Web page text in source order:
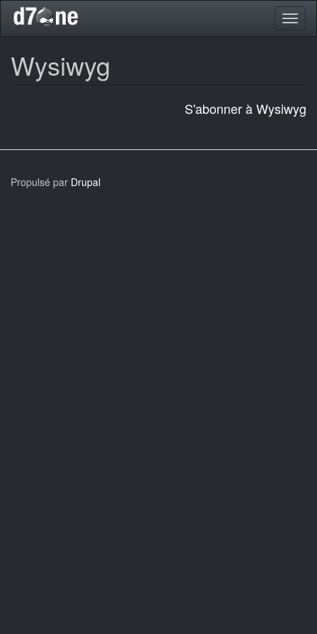
Aller
contenu
Wysiwyg
S'abonner à Wysiwyg
Propulsé par Drupal